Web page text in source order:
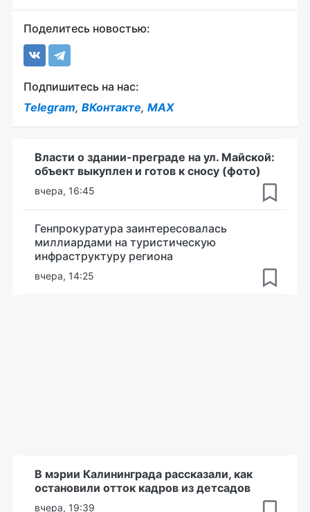
Поделитесь новостью:
Подпишитесь на нас:
Telegram, ВКонтакте, MAX
Власти о здании-преграде на ул. Майской:
объект выкуплен и готов к сносу (фото)
вчера, 16:45
Генпрокуратура заинтересовалась
миллиардами на туристическую
инфраструктуру региона
вчера, 14:25
В мэрии Калининграда рассказали, как
остановили отток кадров из детсадов
вчера, 19:39